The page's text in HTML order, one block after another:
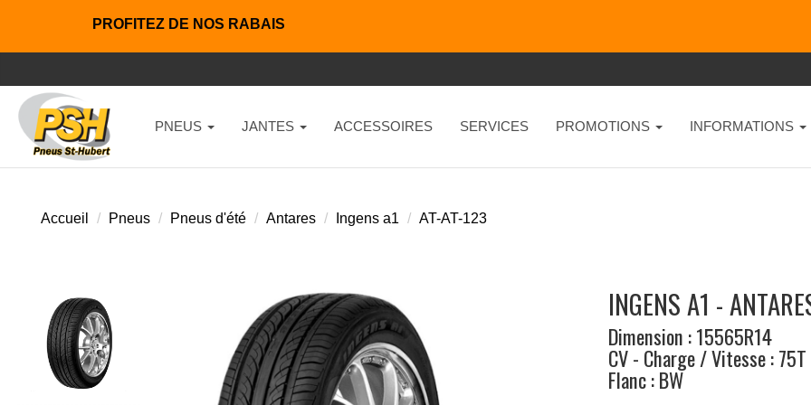
PROFITEZ DE NOS RABAIS
PNEUS JANTES ACCESSOIRES SERVICES PROMOTIONS INFORMATIONS
Accueil Pneus Pneus d'été Antares Ingens a1 AT-AT-123
INGENS A1 -
Dimension : 15565R14
CV - Charge / Vitesse : 75T
Flanc : BW